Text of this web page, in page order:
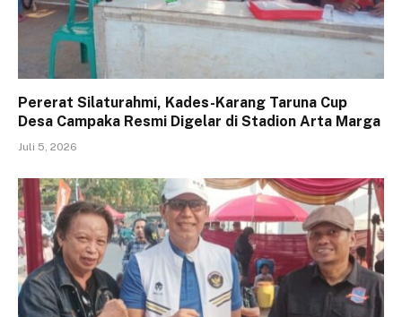
Pererat Silaturahmi, Kades-Karang Taruna Cup
Desa Campaka Resmi Digelar di Stadion Arta Marga
Juli 5, 2026